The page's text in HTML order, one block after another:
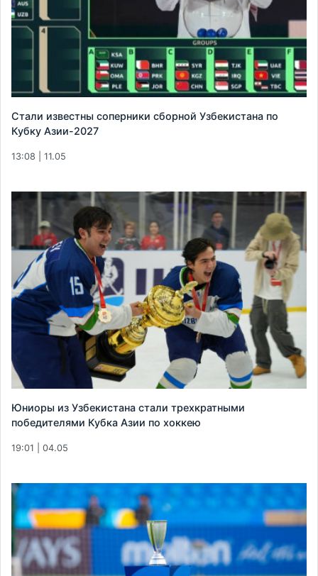
Стали известны соперники сборной Узбекистана по
Кубку Азии-2027
13:08 | 11.05
Юниоры из Узбекистана стали трехкратными
победителями Кубка Азии по хоккею
19:01 | 04.05